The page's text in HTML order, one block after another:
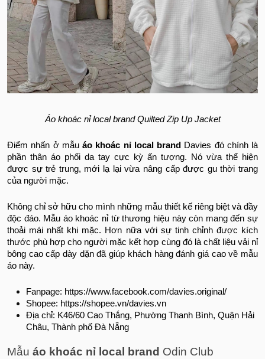
Áo khoác nỉ local brand Quilted Zip Up Jacket
Điểm nhấn ở mẫu áo khoác nỉ local brand
Davies đó chính là
phần thân áo phối da tay cực kỳ ấn tượng. Nó vừa thể hiện
được sự trẻ trung, mới lạ lại vừa nâng cấp được gu thời trang
của người mặc.
Không chỉ sở hữu cho mình những mẫu thiết kế riêng biệt và đầy
độc đáo. Mẫu áo khoác nỉ từ thương hiệu này còn mang đến sự
thoải mái nhất khi mặc. Hơn nữa với sự tinh chỉnh được kích
thước phù hợp cho người mặc kết hợp cùng đó là chất liệu vải nỉ
bông cao cấp dày dặn đã giúp khách hàng đánh giá cao về mẫu
áo này.
Fanpage: https://www.facebook.com/davies.original/
Shopee: https://shopee.vn/davies.vn
Địa chỉ: K46/60 Cao Thắng, Phường Thanh Bình, Quận Hải
Châu, Thành phố Đà Nẵng
Mẫu áo khoác nỉ local brand Odin Club